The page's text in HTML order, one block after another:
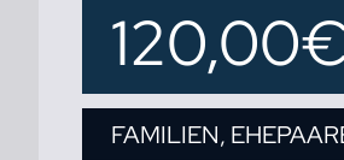
FAMILIEN,